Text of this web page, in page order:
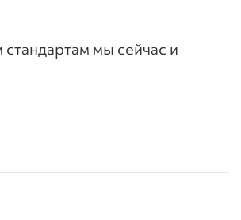
мы сейчас и